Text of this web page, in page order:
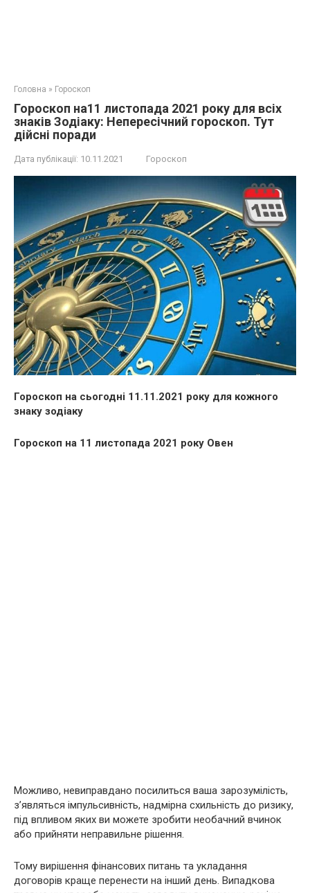
Головна » Гороскоп
Гороскоп на11 листопада 2021 року для всіх
знаків Зодіаку: Непересічний гороскоп. Тут
дійсні поради
Дата публікації: 10.11.2021 Гороскоп
Гороскоп на сьогодні 11.11.2021 року для кожного
знаку зодіаку
Гороскоп на 11 листопада 2021 року Овен
Можливо, невиправдано посилиться ваша зарозумілість,
з’являться імпульсивність, надмірна схильність до ризику,
під впливом яких ви можете зробити необачний вчинок
або прийняти неправильне рішення.
Тому вирішення фінансових питань та укладання
договорів краще перенести на інший день. Випадкова